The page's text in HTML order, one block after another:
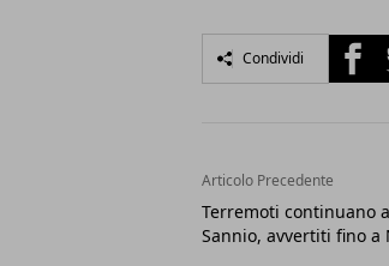
Condividi
Articolo Precedente
Terremoti continuano
Sannio, avvertiti fino a